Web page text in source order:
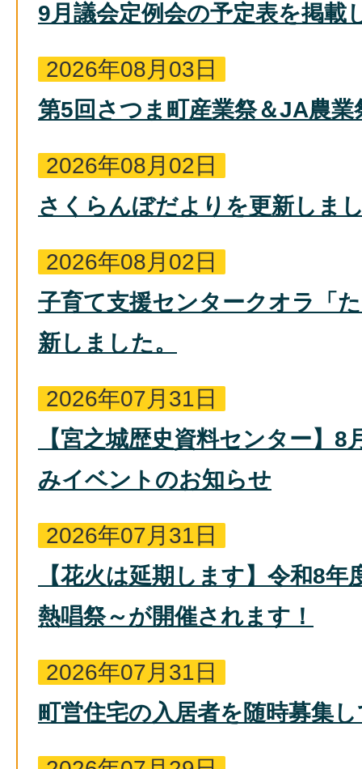
9月議会定例会の予定表を掲載
2026年08月03日
第5回さつま町産業祭＆JA農業
2026年08月02日
さくらんぼだよりを更新しま
2026年08月02日
子育て支援センタークオラ「
新しました。
2026年07月31日
【宮之城歴史資料センター】8
みイベントのお知らせ
2026年07月31日
【花火は延期します】令和8
熱唱祭～が開催されます！
2026年07月31日
町営住宅の入居者を随時募集